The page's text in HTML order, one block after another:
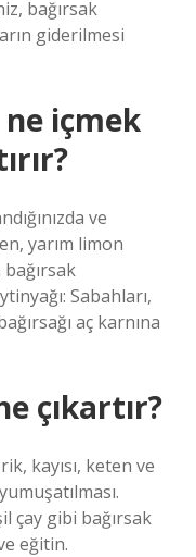
bağırsak
giderilmesi
ne içmek
ve
yarım limon
bağırsak
Sabahları,
aç karnına
çıkartır?
kayısı, keten ve
çay gibi bağırsak
eğitin.